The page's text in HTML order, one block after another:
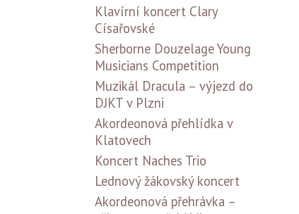
Klavírní koncert Clary
Císařovské
Sherborne Douzelage Young
Musicians Competition
Muzikál Dracula – výjezd do
DJKT v Plzni
Akordeonová přehlídka v
Klatovech
Koncert Naches Trio
Lednový žákovský koncert
Akordeonová přehrávka –